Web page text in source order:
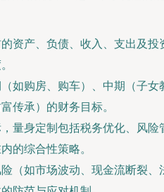
的资产、负债、收入、支出及投
（如购房、购车）、中期（子女
传承）的财务目标。
，量身定制包括税务优化、风险
的综合性策略。
险（如市场波动、现金流断裂、